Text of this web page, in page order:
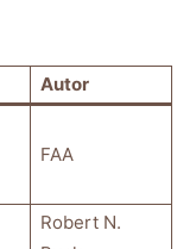
Autor
FAA
Robert ⁢N.